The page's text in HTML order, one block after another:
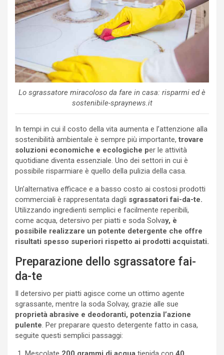
Lo sgrassatore miracoloso da fare in casa: risparmi ed è
sostenibile-spraynews.it
In tempi in cui il costo della vita aumenta e l’attenzione alla
sostenibilità ambientale è sempre più importante, trovare
soluzioni economiche e ecologiche per le attività
quotidiane diventa essenziale. Uno dei settori in cui è
possibile risparmiare è quello della pulizia della casa.
Un’alternativa efficace e a basso costo ai costosi prodotti
commerciali è rappresentata dagli sgrassatori fai-da-te.
Utilizzando ingredienti semplici e facilmente reperibili,
come acqua, detersivo per piatti e soda Solvay, è
possibile realizzare un potente detergente che offre
risultati spesso superiori rispetto ai prodotti acquistati.
Preparazione dello sgrassatore fai-
da-te
Il detersivo per piatti agisce come un ottimo agente
sgrassante, mentre la soda Solvay, grazie alle sue
proprietà abrasive e deodoranti, potenzia l’azione
pulente. Per preparare questo detergente fatto in casa,
seguite questi semplici passaggi: